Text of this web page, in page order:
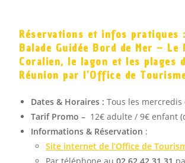
Réservations et infos pratiques
Balade Guidée Bord de Mer – Le
Coralien, le lagon et les plages
Réunion par l’Office de
Dates & Horaires : Tous les mercredis
Tarif Promo – 12€ adulte / 9€ enfant
Informations & Réservation :
Site internet de l’Office de